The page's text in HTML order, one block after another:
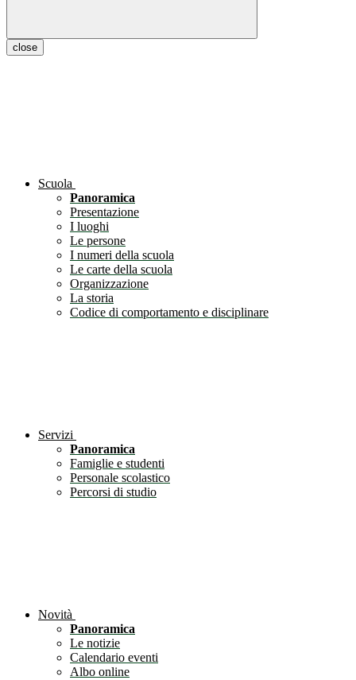
close
Scuola
Panoramica
Presentazione
I luoghi
Le persone
I numeri della scuola
Le carte della scuola
Organizzazione
La storia
Codice di comportamento e disciplinare
Servizi
Panoramica
Famiglie e studenti
Personale scolastico
Percorsi di studio
Novità
Panoramica
Le notizie
Calendario eventi
Albo online